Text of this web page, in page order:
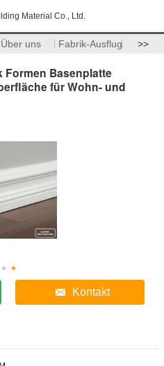
Material Co., Ltd.
Über uns Fabrik-Ausflug >>
Formen Basenplatte
für Wohn- und
Kontakt